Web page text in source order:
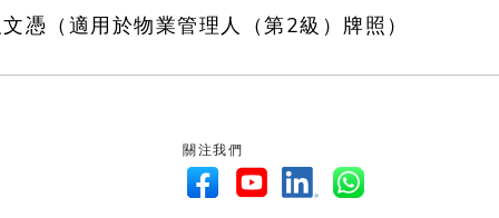
憑（適用於物業管理人（第2級）牌照）
關注我們